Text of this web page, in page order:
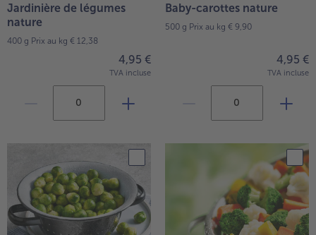
Jardinière de légumes
nature
400 g Prix au kg € 12,38
4,95 €
TVA incluse
Baby-carottes nature
500 g Prix au kg € 9,90
4,95 €
TVA incluse